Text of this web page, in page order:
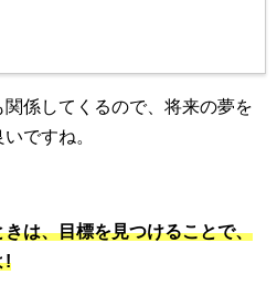
係してくるので、将来の夢を
ですね。
は、目標を見つけることで、
!